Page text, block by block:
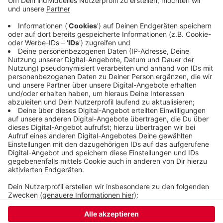
aus und die Polizei musste den Verkehr regeln.
Nach einer Stunde funktionierte die Ampelanlage
wieder. Der Lkw-Fahrer ist unverletzt geblieben.
Die Polizei ermittelt jetzt zu den Umständen des
Unfalls.
Veröffentlicht:Dienstag, 26.08.2025 18:11
Anzeige